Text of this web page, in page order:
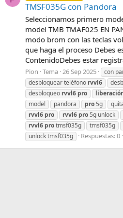
TMSF035G con Pandora
Seleccionamos primero
model TMB TMAF025 EN
modo brom con las teclas
que haga el proceso Debes
ContenidoDebes estar
Pion Tema 26 Sep 2025 con
desbloquear teléfono rvvl6
desbloqueo rvvl6 pro
model
pandora pro5g
rvvl6 pro rvvl6 pro5g unlock
rvvl6 protmsf035g tmsf035g
unlock tmsf035g
Respuestas: 0